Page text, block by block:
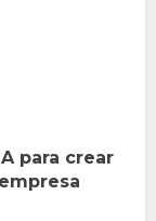
para crear